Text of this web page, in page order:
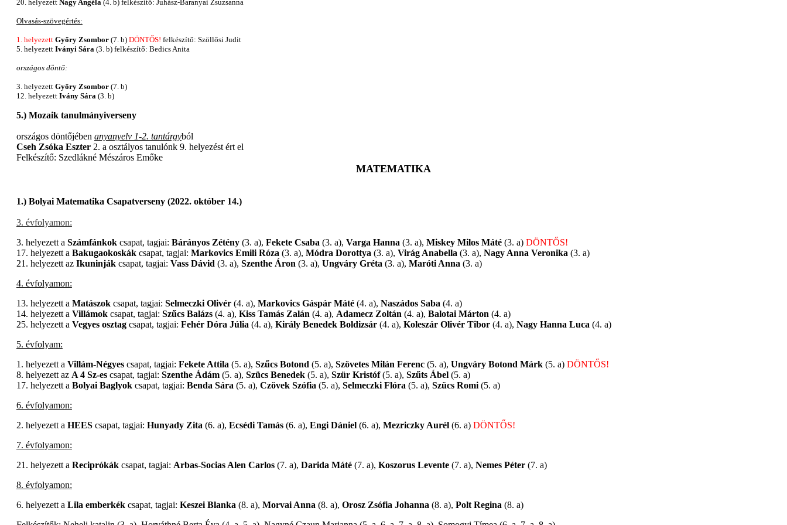
20. helyezett Nagy Angéla (4. b) felkészítő: Juhász-Baranyai Zsuzsanna
Olvasás-szövegértés:
1. helyezett Győry Zsombor (7. b) DÖNTŐS! felkészítő: Szöllősi Judit
5. helyezett Iványi Sára (3. b) felkészítő: Bedics Anita
országos döntő:
3. helyezett Győry Zsombor(7. b)
12. helyezett Ivány Sára (3. b)
5.) Mozaik tanulmányiverseny
országos döntőjében anyanyelv 1-2. tantárgyból
Cseh Zsóka Eszter 2. a osztályos tanulónk 9. helyezést ért el
Felkészítő: Szedlákné Mészáros Emőke
MATEMATIKA
1.) Bolyai Matematika Csapatverseny (2022. október 14.)
3. évfolyamon:
3. helyezett a Számfánkokcsapat, tagjai: Bárányos Zétény(3. a), Fekete Csaba (3. a), Varga Hanna (3. a), Miskey Milos Máté(3. a) DÖNTŐS!
17. helyezett a Bakugaokoskákcsapat, tagjai: Markovics Emili Róza (3. a), Módra Dorottya (3. a), Virág Anabella (3. a), Nagy Anna Veronika (3. a)
21. helyezett az Ikuninjákcsapat, tagjai: Vass Dávid (3. a), Szenthe Áron (3. a), Ungváry Gréta (3. a), Maróti Anna (3. a)
4. évfolyamon:
13. helyezett a Matászokcsapat, tagjai: Selmeczki Olivér(4. a), Markovics Gáspár Máté(4. a), Naszádos Saba (4. a)
14. helyezett a Villámokcsapat, tagjai: Szűcs Balázs(4. a), Kiss Tamás Zalán (4. a), Adamecz Zoltán (4. a), Balotai Márton (4. a)
25. helyezett a Vegyes osztagcsapat, tagjai: Fehér Dóra Júlia (4. a), Király Benedek Boldizsár(4. a), Koleszár Olivér Tibor(4. a), Nagy Hanna Luca (4. a)
5. évfolyam:
1. helyezett a Villám-Négyescsapat, tagjai: Fekete Attila (5. a), Szűcs Botond (5. a), Szövetes Milán Ferenc(5. a), Ungváry Botond Márk(5. a) DÖNTŐS!
8. helyezett az A 4 Sz-escsapat, tagjai: Szenthe Ádám(5. a), Szücs Benedek(5. a), Szür Kristóf(5. a), Szűts Ábel(5. a)
17. helyezett a Bolyai Baglyokcsapat, tagjai: Benda Sára (5. a), Czövek Szófia (5. a), Selmeczki Flóra (5. a), Szücs Romi(5. a)
6. évfolyamon:
2. helyezett a HEEScsapat, tagjai: Hunyady Zita (6. a), Ecsédi Tamás(6. a), Engi Dániel (6. a), Mezriczky Aurél(6. a) DÖNTŐS!
7. évfolyamon:
21. helyezett a Reciprókákcsapat, tagjai: Arbas-Socias Alen Carlos(7. a), Darida Máté(7. a), Koszorus Levente(7. a), Nemes Péter(7. a)
8. évfolyamon:
6. helyezett a Lila emberkékcsapat, tagjai: Keszei Blanka (8. a), Morvai Anna (8. a), Orosz Zsófia Johanna (8. a), Polt Regina (8. a)